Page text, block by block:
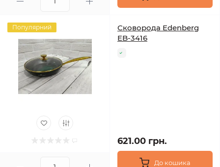
Популярний
Сковорода Edenberg
EB-3416
621.00 грн.
До кошика